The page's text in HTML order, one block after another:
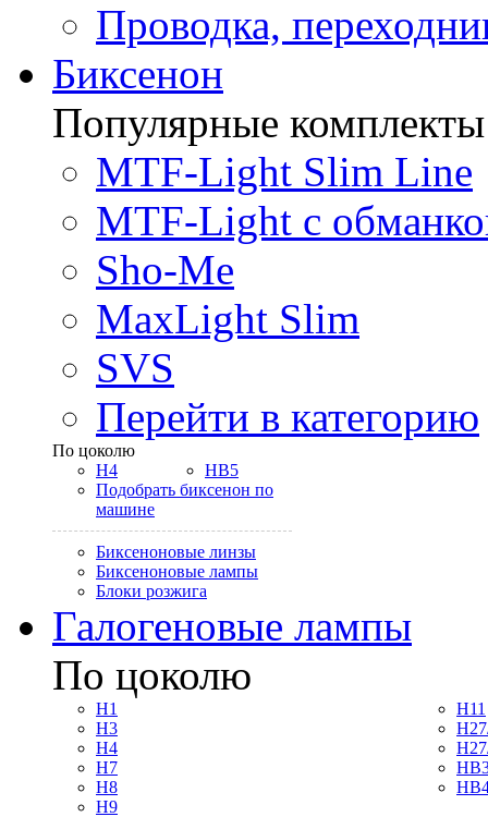
Проводка,
Биксенон
Популярные комплекты
MTF-Light Slim Line
MTF-Light с
Sho-Me
MaxLight Slim
SVS
Перейти в категорию
По цоколю
H4
HB5
Подобрать биксенон по
машине
Биксеноновые линзы
Биксеноновые лампы
Блоки розжига
Галогеновые лампы
По цоколю
H1
H3
H4
H7
H8
H9
H11